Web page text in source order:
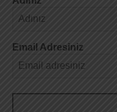
Email Adresiniz